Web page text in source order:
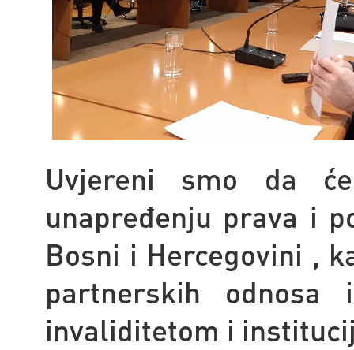
Uvjereni smo da
unapređenju prava i
Bosni i Hercegovini ,
partnerskih odnosa
invaliditetom i